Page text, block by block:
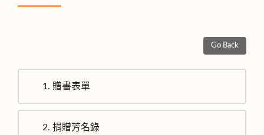
Go Back
1. 贈書表單
2. 捐贈芳名錄